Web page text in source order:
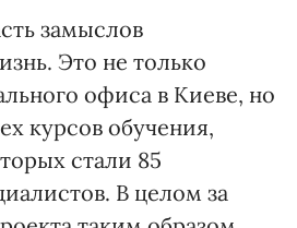
замыслов
Это не только
офиса в Киеве, но
курсов обучения,
стали 85
В целом за